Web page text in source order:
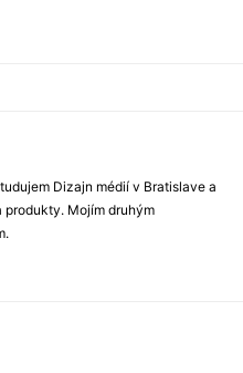
Dizajn médií v Bratislave a
produkty. Mojím druhým